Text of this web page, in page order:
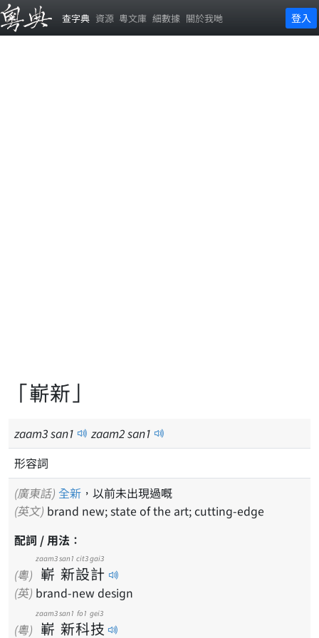
查字典 資源 粵文庫 細數據 關於我哋 登入
「嶄新」
zaam3san1 zaam2san1
形容詞
(廣東話) 全新 ，以前未出現過嘅
(英文) brand new; state of the art; cutting-edge
配詞 / 用法：
(粵) 嶄
zaam3
新
san1
設
cit3
計
gai3
(英) brand-new design
(粵) 嶄
zaam3
新
san1
科
fo1
技
gei3